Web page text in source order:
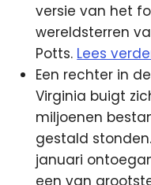
versie van het
wereldsterren
Potts. Lees
Een rechter in
Virginia buigt
miljoenen
gestald
januari
een van